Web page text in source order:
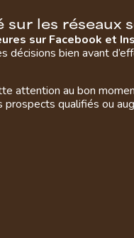
sur les réseaux s
sur Facebook et
bien avant
attention au bon
qualifiés ou